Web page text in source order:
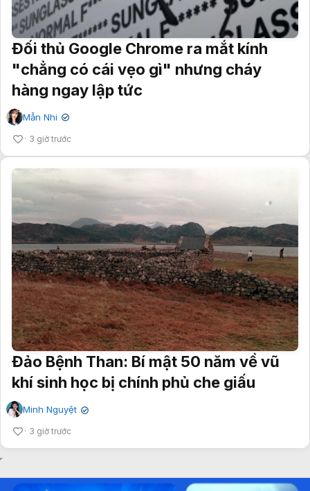
Đối thủ Google Chrome ra mắt kính
"chẳng có cái vẹo gì" nhưng cháy
hàng ngay lập tức
Mẫn Nhi ✔
3 giờ trước
Đảo Bệnh Than: Bí mật 50 năm về vũ
khí sinh học bị chính phủ che giấu
Minh Nguyệt ✔
3 giờ trước